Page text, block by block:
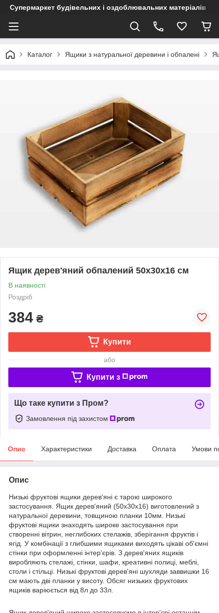
Супермаркет будівельних і оздоблювальних матеріалів
Каталог Ящики з натуральної деревини і обпалені
Ящик дерев'яний обпалений 50x30x16 см
В наявності
Роздріб
384 ₴
Купити
або
Купити з
Що таке купити з Пром?
Замовлення під захистом
Опис Характеристики Доставка Оплата Умови
Опис
Низькі фруктові ящики дерев'яні є тарою широкого
застосування. Ящик дерев'яний (50х30х16) виготовлений з
натуральної деревини, товщиною планки 10мм. Низькі
фруктові ящики знаходять широке застосування при
створенні вітрин, неглибоких стелажів, зберігання фруктів і
ягід. У комбінації з глибшими ящиками виходять цікаві об'ємні
стінки при оформленні інтер'єрів. З дерев'яних ящиків
виробляють стелажі, стінки, шафи, креативні полиці, меблі,
столи і стільці. Низькі фруктові дерев'яні шухляди заввишки 16
см мають дві планки у висоту. Обсяг низьких фруктових
ящиків варіюється від 8л до 33л.